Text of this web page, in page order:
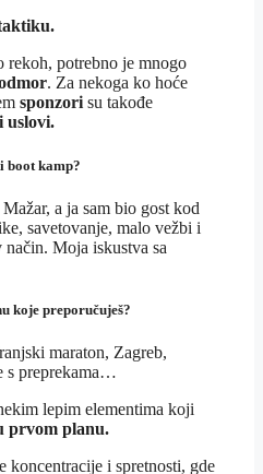
rekoh, potrebno je mnogo
. Za nekoga ko hoće
sponzori su takođe
uslovi.
boot kamp?
a ja sam bio gost kod
savetovanje, malo vežbi i
Moja iskustva sa
koje preporučuješ?
maraton, Zagreb,
s preprekama…
lepim elementima koji
prvom planu.
koncentracije i spretnosti, gde